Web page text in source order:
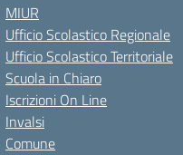
MIUR
Ufficio Scolastico Regionale
Ufficio Scolastico Territoriale
Scuola in Chiaro
Iscrizioni On Line
Invalsi
Comune